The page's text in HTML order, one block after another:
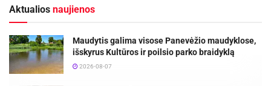
Aktualios naujienos
Maudytis galima visose Panevėžio maudyklose,
išskyrus Kultūros ir poilsio parko braidyklą
2026-08-07